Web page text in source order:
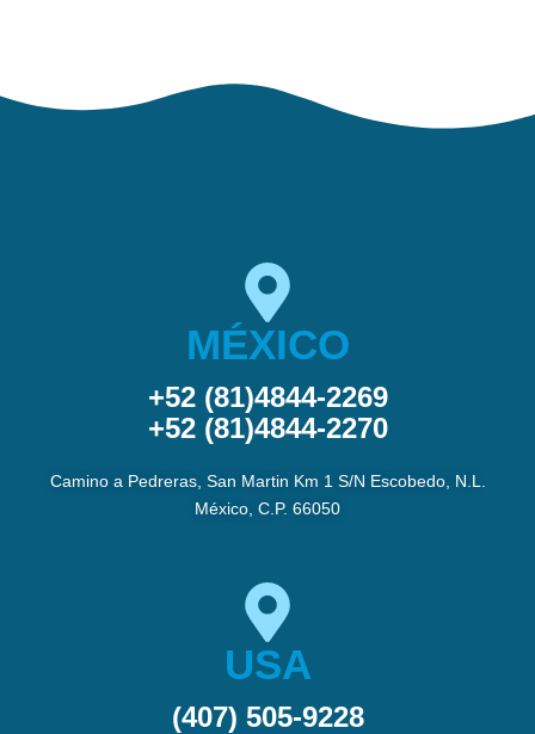
MÉXICO
+52 (81)4844-2269
+52 (81)4844-2270
Camino a Pedreras, San Martin Km 1 S/N Escobedo, N.L.
México, C.P. 66050
USA
(407) 505-9228